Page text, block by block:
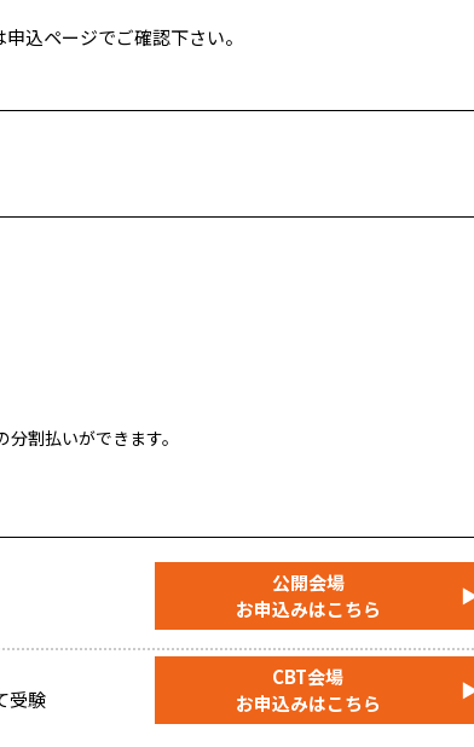
込ページでご確認下さい。
割払いができます。
公開会場
お申込みはこちら
受験
CBT会場
お申込みはこちら